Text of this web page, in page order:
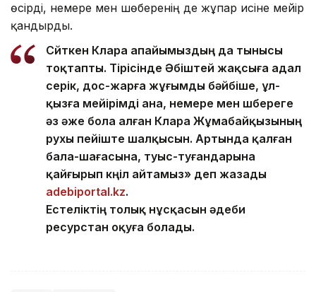
өсірді, немере мен шөберенің де жұпар исіне мейір
қандырды.
Сөйткен Клара апайымыздың да тынысы
тоқтапты. Тірісінде Әбіштей жақсыға адал
серік, дос-жарға жұғымды бәйбіше, ұл-
қызға мейірімді ана, немере мен шөбереге
әз әже бола алған Клара Жұмабайқызының
рухы пейіште шалқысын. Артында қалған
бала-шағасына, туыс-туғандарына
қайғырып көңіл айтамыз» деп жазады
adebiportal.kz.
Естеліктің толық нұсқасын әдеби
ресурстан оқуға болады.